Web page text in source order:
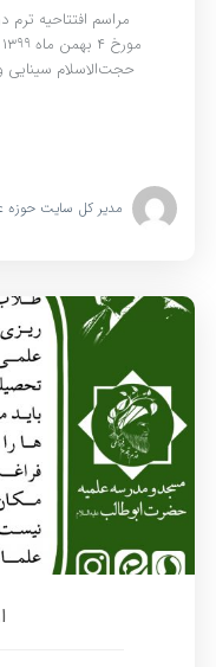
حجت‌الاسلام سینایی
مدیر کل سایت حوزه